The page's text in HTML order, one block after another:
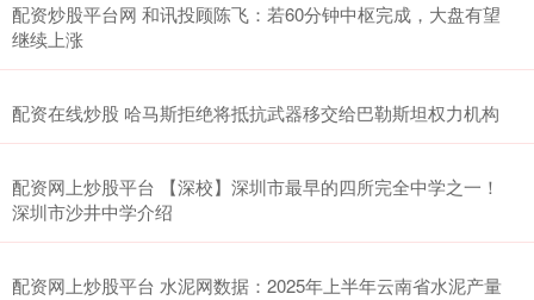
配资炒股平台网 和讯投顾陈飞：若60分钟中枢完成，大盘有望
继续上涨
配资在线炒股 哈马斯拒绝将抵抗武器移交给巴勒斯坦权力机构
配资网上炒股平台 【深校】深圳市最早的四所完全中学之一！
深圳市沙井中学介绍
配资网上炒股平台 水泥网数据：2025年上半年云南省水泥产量